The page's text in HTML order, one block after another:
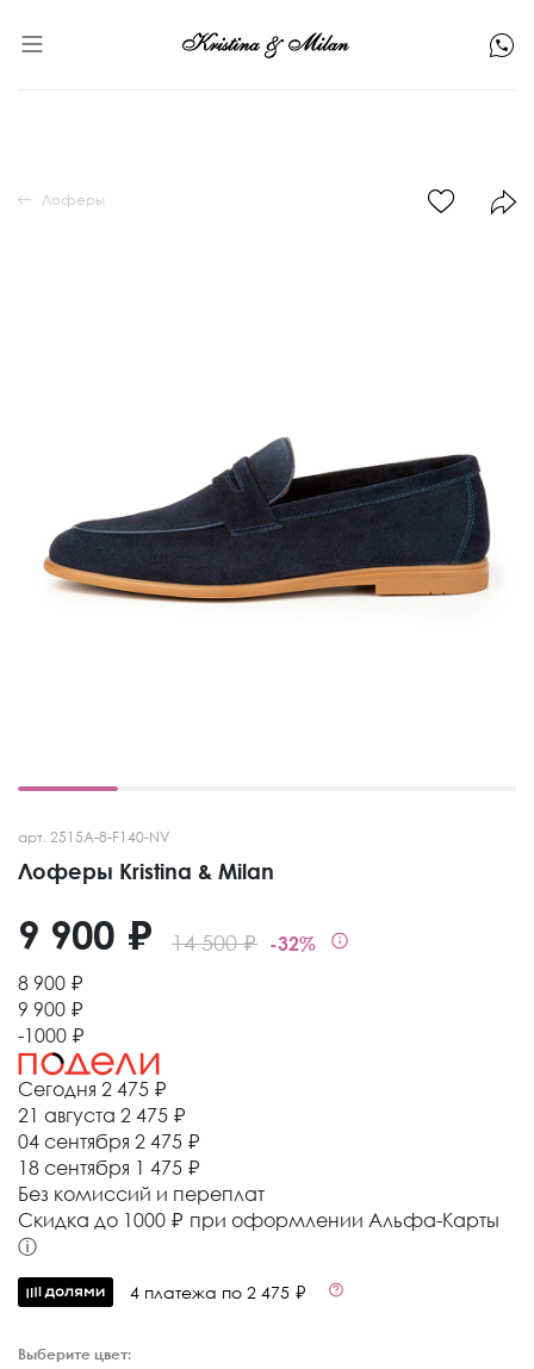
арт. 2515A-8-F140-NV
Лоферы Kristina & Milan
14 500 ₽ -32%
9 900 ₽
8 900 ₽
9 900 ₽
-1000 ₽
Сегодня 2 475 ₽
21 августа 2 475 ₽
04 сентября 2 475 ₽
18 сентября 1 475 ₽
Без комиссий и переплат
Cкидка до 1000 ₽ при оформлении Альфа-Карты
ⓘ
4 платежа по 2 475 ₽
Выберите цвет:
Лоферы